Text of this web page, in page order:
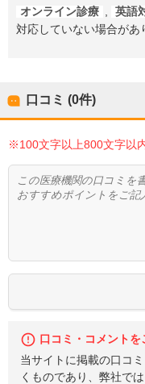
オンライン診療 英語
対応していない場合があ
口コミ (0件)
※100文字以上800文字以
口コミ・コメントを
当サイトに掲載の口コ
くものであり、弊社で